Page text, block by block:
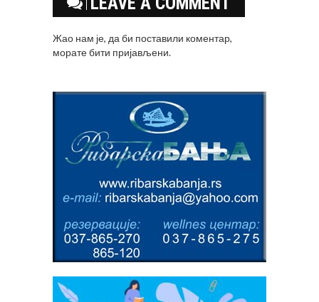
Жао нам је, да би поставили коментар,
моратебити пријављени.